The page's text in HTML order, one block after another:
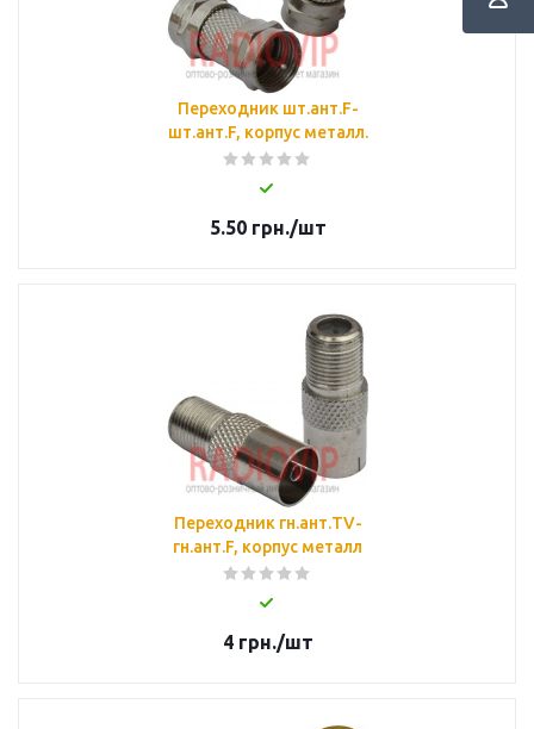
Переходник шт.ант.F-
шт.ант.F, корпус металл.
5.50грн./шт
Переходник гн.ант.TV-
гн.ант.F, корпус металл
4грн./шт